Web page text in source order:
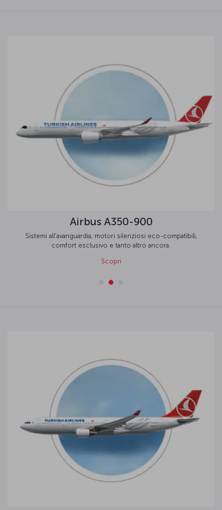
Airbus A350-900
Sistemi all'avanguardia, motori silenziosi eco-compatibili,
comfort esclusivo e tanto altro ancora.
Scopri